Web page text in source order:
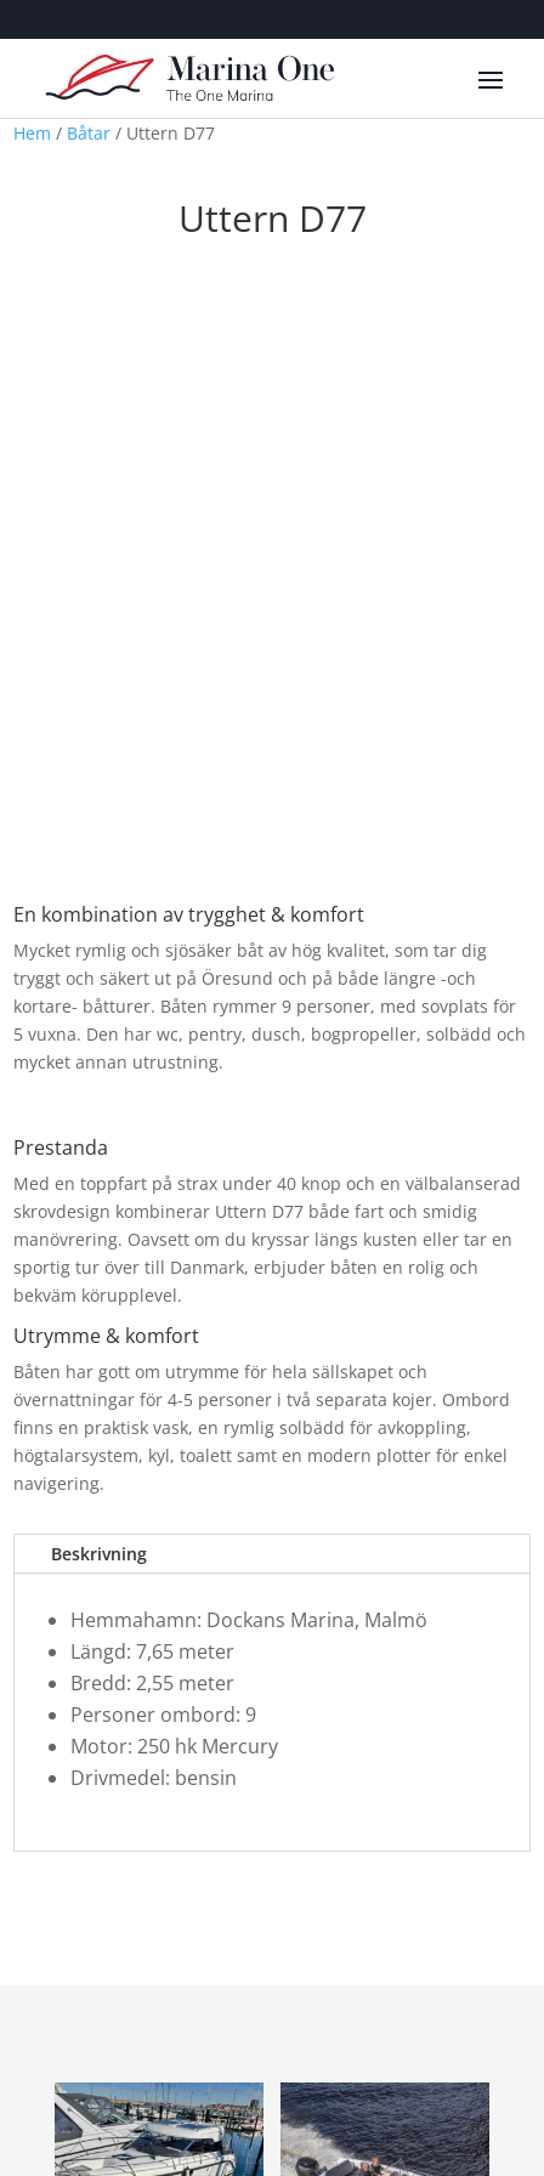
Hem / Båtar / Uttern D77
Uttern D77
En kombination av trygghet & komfort
Mycket rymlig och sjösäker båt av hög kvalitet, som tar dig
tryggt och säkert ut på Öresund och på både längre -och
kortare- båtturer. Båten rymmer 9 personer, med sovplats för
5 vuxna. Den har wc, pentry, dusch, bogpropeller, solbädd och
mycket annan utrustning.
Prestanda
Med en toppfart på strax under 40 knop och en välbalanserad
skrovdesign kombinerar Uttern D77 både fart och smidig
manövrering. Oavsett om du kryssar längs kusten eller tar en
sportig tur över till Danmark, erbjuder båten en rolig och
bekväm körupplevel.
Utrymme & komfort
Båten har gott om utrymme för hela sällskapet och
övernattningar för 4-5 personer i två separata kojer. Ombord
finns en praktisk vask, en rymlig solbädd för avkoppling,
högtalarsystem, kyl, toalett samt en modern plotter för enkel
navigering.
Beskrivning
Hemmahamn: Dockans Marina, Malmö
Längd: 7,65 meter
Bredd: 2,55 meter
Personer ombord: 9
Motor: 250 hk Mercury
Drivmedel: bensin